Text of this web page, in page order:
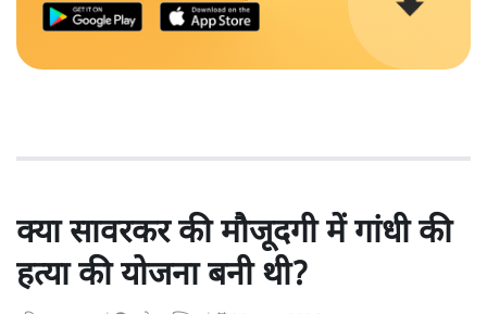
क्या सावरकर की मौजूदगी में गांधी की
हत्या की योजना बनी थी?